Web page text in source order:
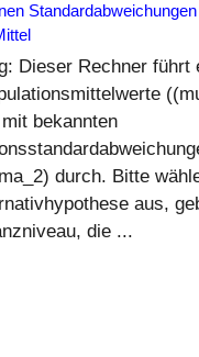
Standardabweichungen
Dieser Rechner führt
bekannten
durch. Bitte
aus,
die ...